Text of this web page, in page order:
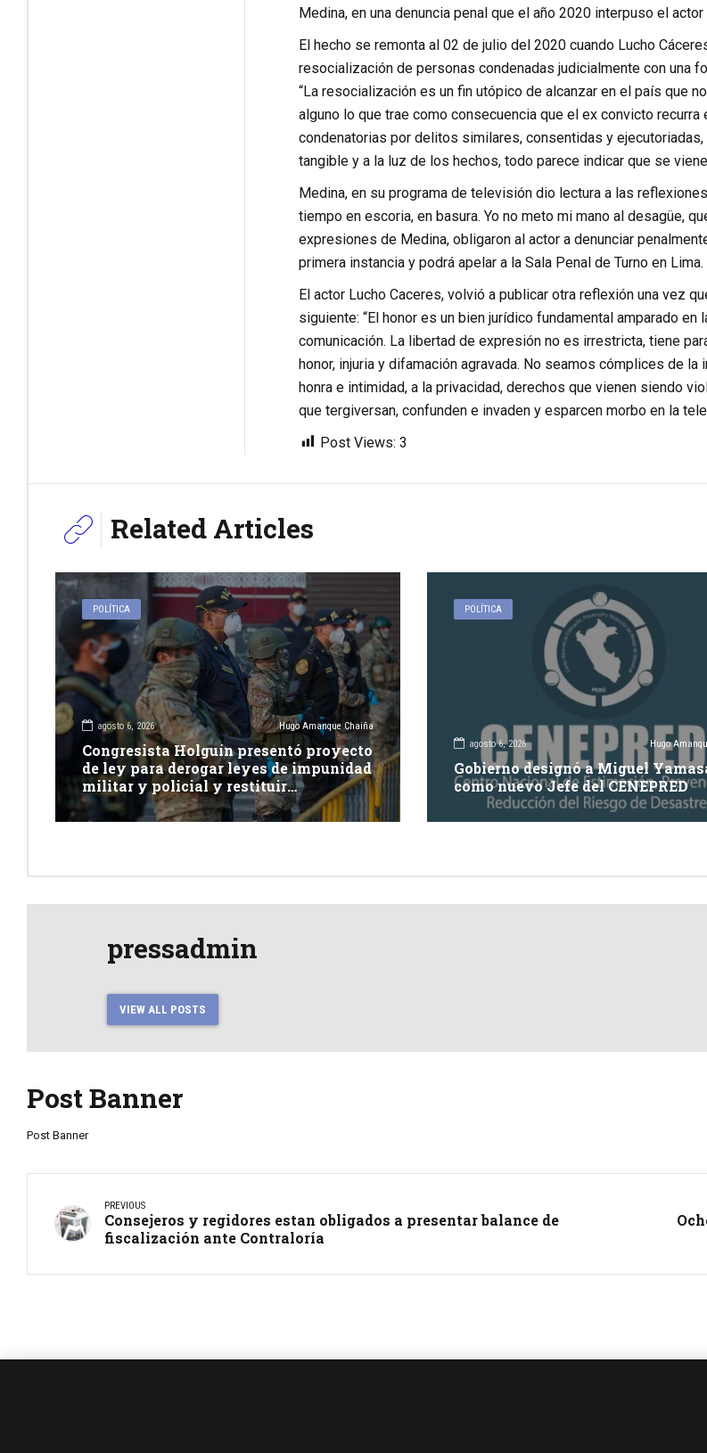
Medina, en una denuncia penal que el año 2020 interpuso el
El hecho se remonta al 02 de julio del 2020 cuando Lucho
resocialización de personas condenadas judicialmente con una
“La resocialización es un fin utópico de alcanzar en el país que
alguno lo que trae como consecuencia que el ex convicto
condenatorias por delitos similares, consentidas y
tangible y a la luz de los hechos, todo parece indicar que se
Medina, en su programa de televisión dio lectura a las
tiempo en escoria, en basura. Yo no meto mi mano al desagüe,
expresiones de Medina, obligaron al actor a denunciar
primera instancia y podrá apelar a la Sala Penal de Turno en Lima.
El actor Lucho Caceres, volvió a publicar otra reflexión una vez
siguiente: “El honor es un bien jurídico fundamental amparado
comunicación. La libertad de expresión no es irrestricta, tiene
honor, injuria y difamación agravada. No seamos cómplices de
honra e intimidad, a la privacidad, derechos que vienen siendo
que tergiversan, confunden e invaden y esparcen morbo en la
Post Views: 3
Related Articles
POLÍTICA
agosto 6, 2026 Hugo Amanque Chaiña
Congresista Holguín presentó proyecto
de ley para derogar leyes de impunidad
militar y policial y restituir
competencia de justicia ordinaria
POLÍTICA
agosto 6, 2026 Hugo
Gobierno designó a Miguel
como nuevo Jefe del CENEPRED
pressadmin
VIEW ALL POSTS
Post Banner
Post Banner
PREVIOUS
Consejeros y regidores estan obligados a presentar balance de
fiscalización ante Contraloría